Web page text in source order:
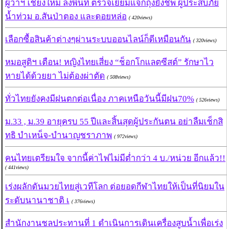
ผู้ว่าฯ เชียงใหม่ ลงพื้นที่ ตรวจเยี่ยมแจกถุงยังชีพ ผู้ประสบภัย
น้ำท่วม อ.สันป่าตอง และดอยหล่อ ( 420views)
เลือกซื้อสินค้าต่างๆผ่านระบบออนไลน์ก็ดีเหมือนกัน ( 320views)
หมอสูติฯ เตือน! หญิงไทยเสี่ยง “ช็อกโกแลตซีสต์” รักษาไว
หายได้ด้วยยา ไม่ต้องผ่าตัด ( 508views)
ทั่วไทยยังคงมีฝนตกต่อเนื่อง ภาคเหนือวันนี้มีฝน70% ( 526views)
ม.33 , ม.39 อายุครบ 55 ปีและสิ้นสุดผู้ประกันตน อย่าลืมเช็กสิ
ทธิ บำเหน็จ-บำนาญชราภาพ ( 972views)
คนไทยเตรียมใจ จากนี้ค่าไฟไม่มีต่ำกว่า 4 บ./หน่วย อีกแล้ว!!
( 441views)
เร่งผลักดันมวยไทยสู่เวทีโลก ต่อยอดกีฬาไทยให้เป็นที่นิยมใน
ระดับนานาชาติ เ ( 376views)
สำนักงานชลประทานที่ 1 ดำเนินการเดินเครื่องสูบน้ำเพื่อเร่ง